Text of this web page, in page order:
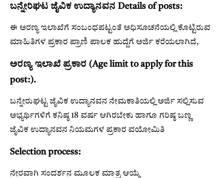
ಬನ್ನೇರಿಘಟ ಜೈವಿಕ ಉದ್ಯಾನವನ Details of posts:
ಈ ಅರಣ್ಯ ಇಲಾಖೆಗೆ ಸಂಬಂಧಪಟ್ಟಂತೆ ಅಧಿಸೂಚನೆಯಲ್ಲಿ ಕೊಟ್ಟಿರುವ
ಮಾಹಿತಿಗಳ ಪ್ರಕಾರ ಪ್ರಾಣಿ ಪಾಲಕ ಹುದ್ದೆಗೆ ಅರ್ಜಿ ಕರೆಯಲಾಗಿದೆ,
ಅರಣ್ಯ ಇಲಾಖೆ ಪ್ರಕಾರ (Age limit to apply for this
post:).
ಬನ್ನೇರುಘಟ್ಟ ಜೈವಿಕ ಉದ್ಯಾನವನ ನೇಮಕಾತಿಯಲ್ಲಿ ಅರ್ಜಿ ಸಲ್ಲಿಸುವ
ಅಭ್ಯರ್ಥಿಗಳಿಗೆ ಕನಿಷ್ಠ 18 ವರ್ಷ ಆಗಿರಬೇಕು ಹಾಗೂ ಗರಿಷ್ಠ ಬಣ್ಣ
ಜೈವಿಕ ಉದ್ಯಾನವನ ನಿಯಮಗಳ ಪ್ರಕಾರ ವಯೋಮಿತಿ
Selection process:
ನೇರವಾಗಿ ಸಂದರ್ಶನ ಮೂಲಕ ಮಾತ್ರ ಆಯ್ಕೆ